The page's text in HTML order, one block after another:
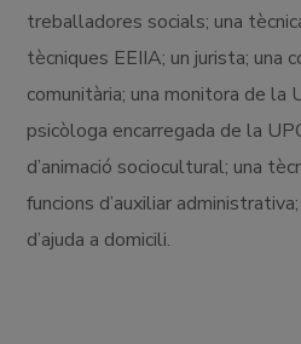
treballadores socials; una
tècniques EEIIA; un jurista; una
comunitària; una monitora de la
psicòloga encarregada de la
d’animació sociocultural; una
funcions d’auxiliar
d’ajuda a domicili.